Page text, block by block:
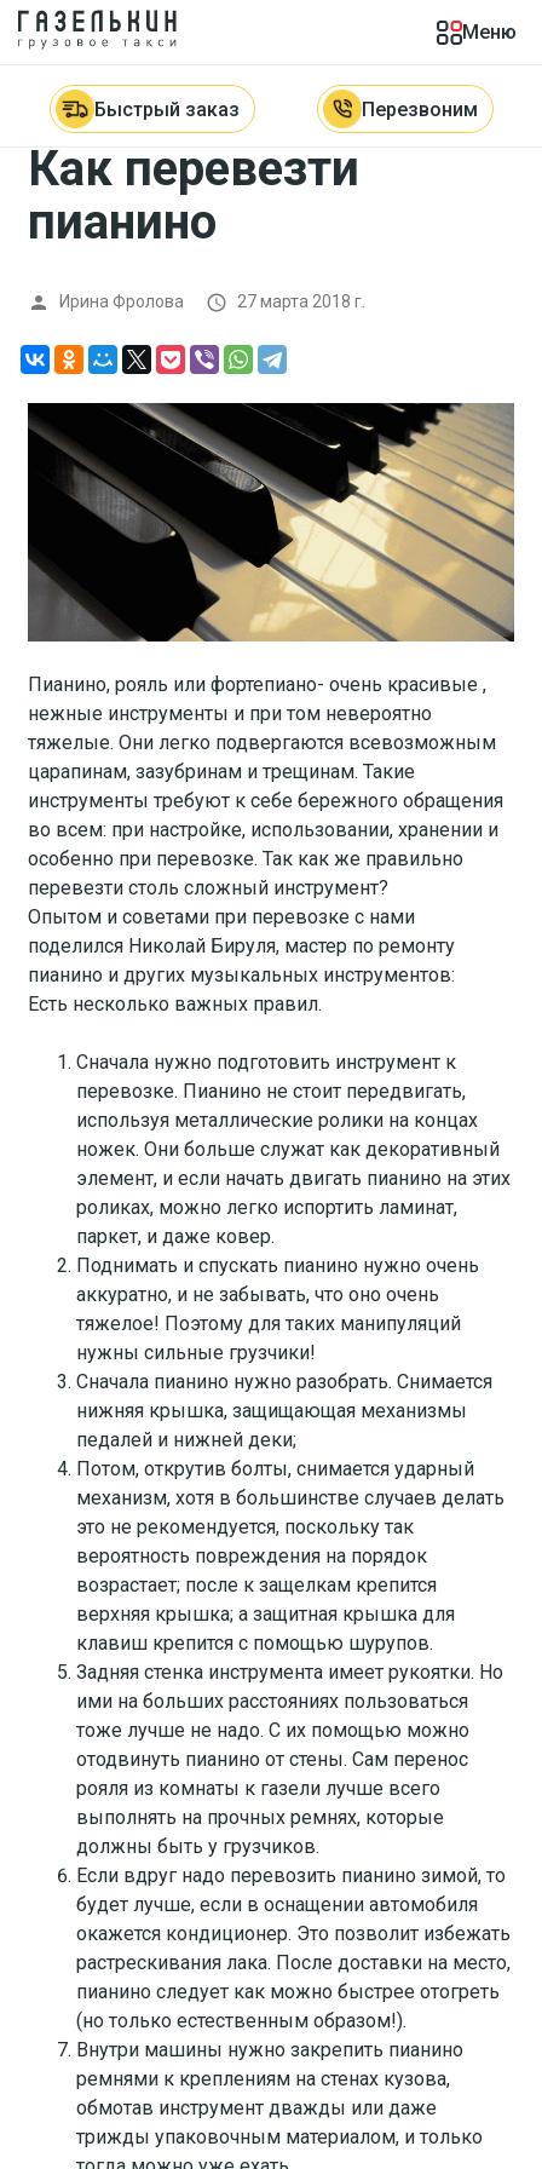
Меню
Быстрый заказ Перезвоним
Главная  Блог 
Как перевезти
пианино
 Ирина Фролова  27 марта 2018 г.
Пианино, рояль или фортепиано- очень красивые ,
нежные инструменты и при том невероятно
тяжелые. Они легко подвергаются всевозможным
царапинам, зазубринам и трещинам. Такие
инструменты требуют к себе бережного обращения
во всем: при настройке, использовании, хранении и
особенно при перевозке. Так как же правильно
перевезти столь сложный инструмент?
Опытом и советами при перевозке с нами
поделился Николай Бируля, мастер по ремонту
пианино и других музыкальных инструментов:
Есть несколько важных правил.
Сначала нужно подготовить инструмент к
перевозке. Пианино не стоит передвигать,
используя металлические ролики на концах
ножек. Они больше служат как декоративный
элемент, и если начать двигать пианино на этих
роликах, можно легко испортить ламинат,
паркет, и даже ковер.
Поднимать и спускать пианино нужно очень
аккуратно, и не забывать, что оно очень
тяжелое! Поэтому для таких манипуляций
нужны сильные грузчики!
Сначала пианино нужно разобрать. Снимается
нижняя крышка, защищающая механизмы
педалей и нижней деки;
Потом, открутив болты, снимается ударный
механизм, хотя в большинстве случаев делать
это не рекомендуется, поскольку так
вероятность повреждения на порядок
возрастает; после к защелкам крепится
верхняя крышка; а защитная крышка для
клавиш крепится с помощью шурупов.
Задняя стенка инструмента имеет рукоятки. Но
ими на больших расстояниях пользоваться
тоже лучше не надо. С их помощью можно
отодвинуть пианино от стены. Сам перенос
рояля из комнаты к газели лучше всего
выполнять на прочных ремнях, которые
должны быть у грузчиков.
Если вдруг надо перевозить пианино зимой, то
будет лучше, если в оснащении автомобиля
окажется кондиционер. Это позволит избежать
растрескивания лака. После доставки на место,
пианино следует как можно быстрее отогреть
(но только естественным образом!).
Внутри машины нужно закрепить пианино
ремнями к креплениям на стенах кузова,
обмотав инструмент дважды или даже
трижды упаковочным материалом, и только